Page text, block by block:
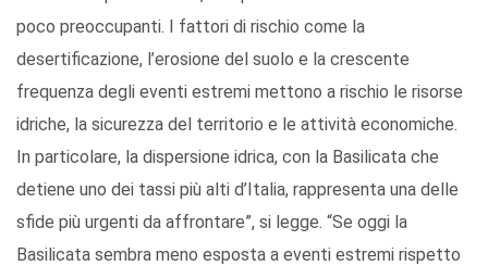
poco preoccupanti. I fattori di rischio come la
desertificazione, l’erosione del suolo e la crescente
frequenza degli eventi estremi mettono a rischio le risorse
idriche, la sicurezza del territorio e le attività economiche.
In particolare, la dispersione idrica, con la Basilicata che
detiene uno dei tassi più alti d’Italia, rappresenta una delle
sfide più urgenti da affrontare”, si legge. “Se oggi la
Basilicata sembra meno esposta a eventi estremi rispetto